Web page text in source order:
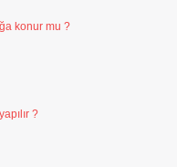
konur mu ?
?